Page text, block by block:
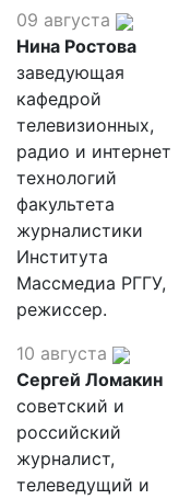
09 августа
Нина Ростова
заведующая
кафедрой
телевизионных,
радио и интернет
технологий
факультета
журналистики
Института
Массмедиа РГГУ,
режиссер.
10 августа
Сергей Ломакин
советский и
российский
журналист,
телеведущий и